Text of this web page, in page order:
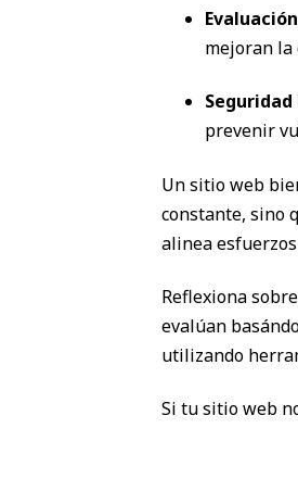
mejoran la
prevenir
Un sitio web
constante, sino
alinea
Reflexiona
evalúan
utilizando
Si tu sitio web